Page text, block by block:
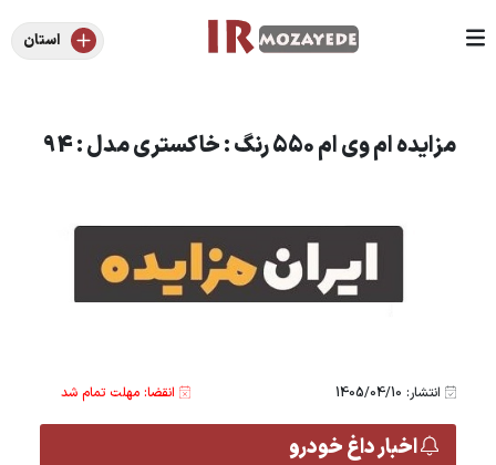
استان
مزایده ام وی ام 550 رنگ : خاکستری مدل : 94
انتشار: 1405/04/10 انقضا: مهلت تمام شد
اخبار داغ خودرو